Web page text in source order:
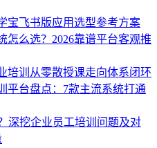
宝飞书版应用选型参考方案
怎么选？2026靠谱平台客观推
培训从零散授课走向体系闭环
平台盘点：7款主流系统打通
深挖企业员工培训问题及对